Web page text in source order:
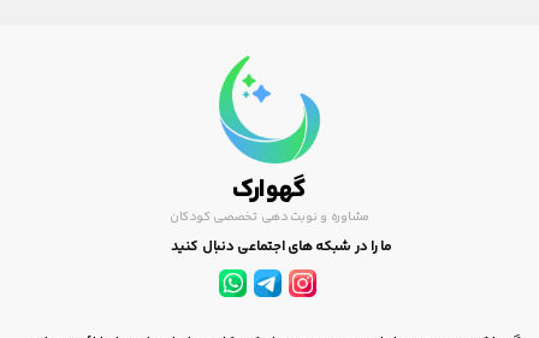
گهوارک
مشاوره و نوبت دهی تخصصی کودکان
ما را در شبکه های اجتماعی دنبال کنید